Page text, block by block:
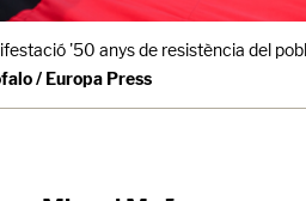
'50 anys de resistència del
/ Europa Press